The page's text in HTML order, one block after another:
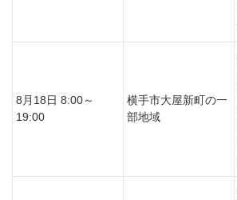
8月18日 8:00～
19:00
横手市大屋新町の一
部地域